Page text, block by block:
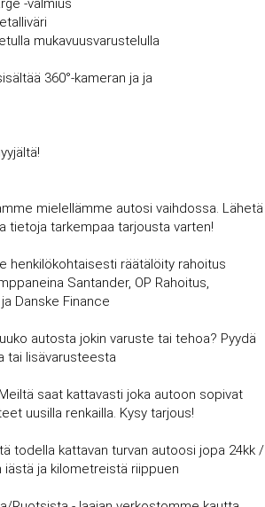
-valmius
mukavuusvarustelulla
360°-kameran ja ja
mielellämme autosi vaihdossa. Lähetä
tietoja tarkempaa tarjousta varten!
henkilökohtaisesti räätälöity rahoitus
Santander, OP Rahoitus,
Danske Finance
autosta jokin varuste tai tehoa? Pyydä
tai lisävarusteesta
saat kattavasti joka autoon sopivat
uusilla renkailla. Kysy tarjous!
todella kattavan turvan autoosi jopa 24kk /
iästä ja kilometreistä riippuen